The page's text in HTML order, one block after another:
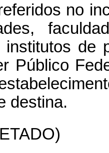
no
institutos de
Público
destina.